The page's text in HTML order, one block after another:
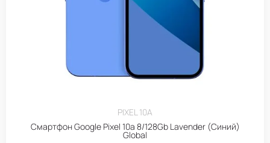
PIXEL 10A
Смартфон Google Pixel 10a 8/128Gb Lavender (Синий)
Global